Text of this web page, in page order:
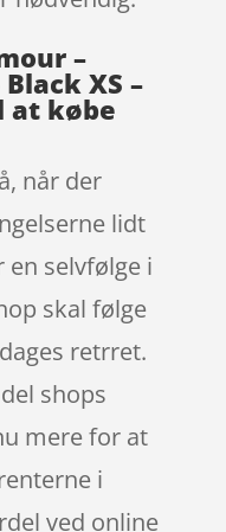
–
XS –
at købe
når der
lidt
en selvfølge i
skal følge
retrret.
shops
mere for at
i
ved online